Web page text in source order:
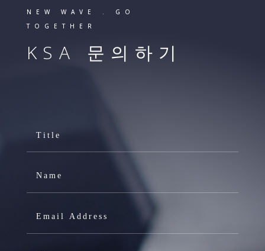
NEW WAVE . GO
TOGETHER
KSA 문의하기